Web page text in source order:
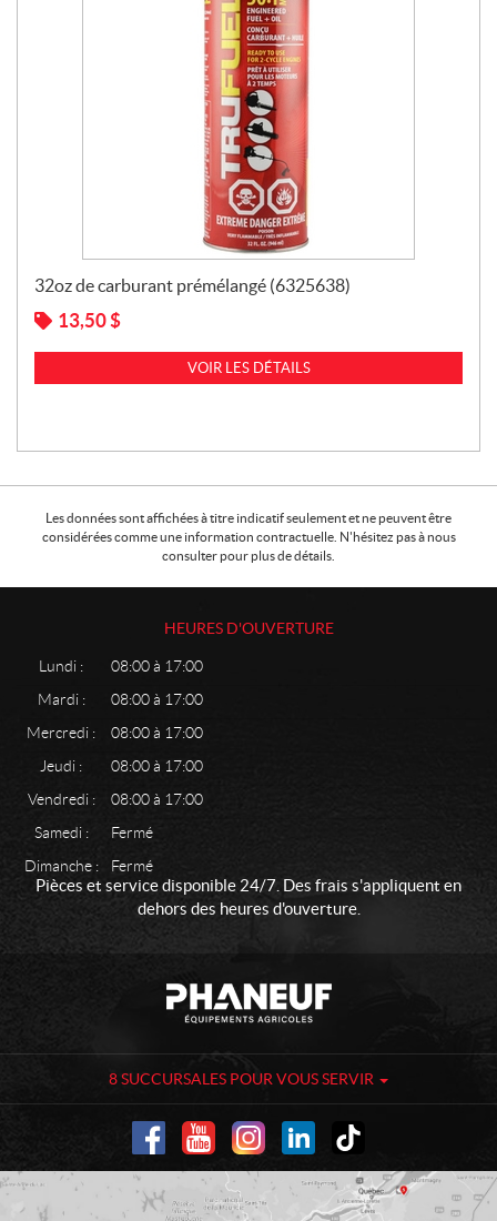
32oz de carburant prémélangé (6325638)
13,50$
VOIR LES DÉTAILS
Les données sont affichées à titre indicatif seulement et ne peuvent être
considérées comme une information contractuelle. N'hésitez pas à nous
consulter pour plus de détails.
HEURES D'OUVERTURE
Lundi :
08:00 à 17:00
Mardi :
08:00 à 17:00
Mercredi :
08:00 à 17:00
Jeudi :
08:00 à 17:00
Vendredi :
08:00 à 17:00
Samedi :
Fermé
Dimanche :
Fermé
Pièces et service disponible 24/7. Des frais s'appliquent en
dehors des heures d'ouverture.
t
c
n
u
É
q
8 SUCCURSALES POUR VOUS SERVIR